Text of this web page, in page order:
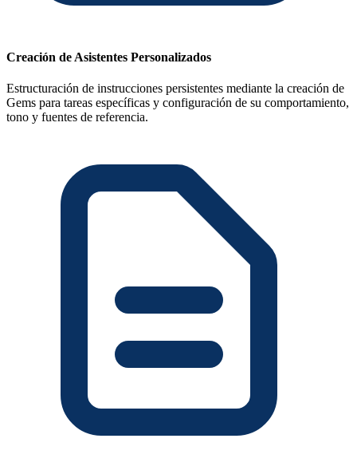
Creación de Asistentes Personalizados
Estructuración de instrucciones persistentes mediante la creación de
Gems para tareas específicas y configuración de su comportamiento,
tono y fuentes de referencia.